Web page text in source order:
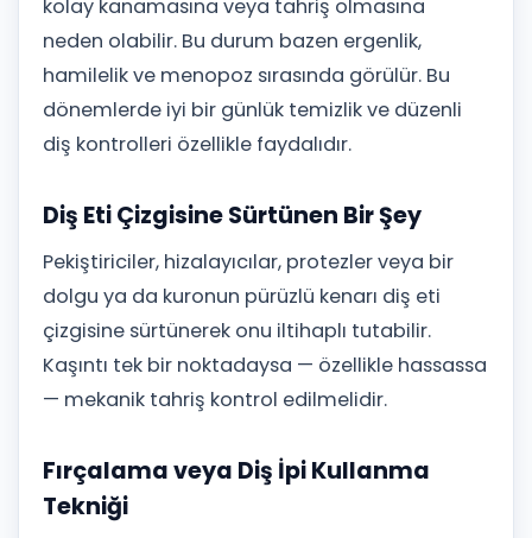
kolay kanamasına veya tahriş olmasına
neden olabilir. Bu durum bazen ergenlik,
hamilelik ve menopoz sırasında görülür. Bu
dönemlerde iyi bir günlük temizlik ve düzenli
diş kontrolleri özellikle faydalıdır.
Diş Eti Çizgisine Sürtünen Bir Şey
Pekiştiriciler, hizalayıcılar, protezler veya bir
dolgu ya da kuronun pürüzlü kenarı diş eti
çizgisine sürtünerek onu iltihaplı tutabilir.
Kaşıntı tek bir noktadaysa — özellikle hassassa
— mekanik tahriş kontrol edilmelidir.
Fırçalama veya Diş İpi Kullanma
Tekniği